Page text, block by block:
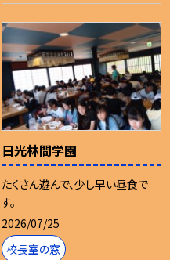
日光林間学園
たくさん遊んで、少し早い昼食で
す。
2026/07/25
校長室の窓